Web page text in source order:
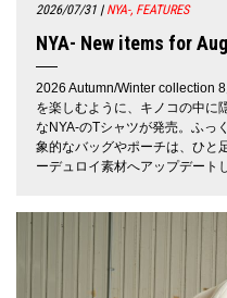
2026/07/31 | NYA-, FEATURES
NYA- New items for
2026 Autumn/Winter collection
を楽しむように、キノコの中に
なNYA-のTシャツが発売。ふっ
象的なバッグやポーチは、ひと
ーデュロイ素材へアップデート